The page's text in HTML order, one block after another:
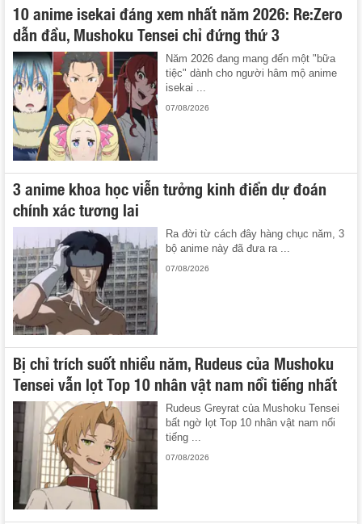
10 anime isekai đáng xem nhất năm 2026: Re:Zero
dẫn đầu, Mushoku Tensei chỉ đứng thứ 3
Năm 2026 đang mang đến một "bữa
tiệc" dành cho người hâm mộ anime
isekai ...
07/08/2026
3 anime khoa học viễn tưởng kinh điển dự đoán
chính xác tương lai
Ra đời từ cách đây hàng chục năm, 3
bộ anime này đã đưa ra ...
07/08/2026
Bị chỉ trích suốt nhiều năm, Rudeus của Mushoku
Tensei vẫn lọt Top 10 nhân vật nam nổi tiếng nhất
Rudeus Greyrat của Mushoku Tensei
bất ngờ lọt Top 10 nhân vật nam nổi
tiếng ...
07/08/2026